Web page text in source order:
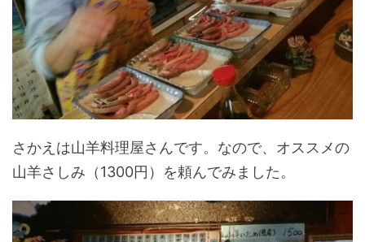
さかえは山羊料理屋さんです。なので、オススメの
山羊さしみ（1300円）を頼んでみました。